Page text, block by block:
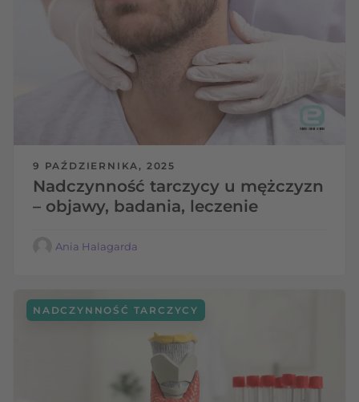
9 PAŹDZIERNIKA, 2025
Nadczynność tarczycy u mężczyzn
– objawy, badania, leczenie
Ania Halagarda
NADCZYNNOŚĆ TARCZYCY